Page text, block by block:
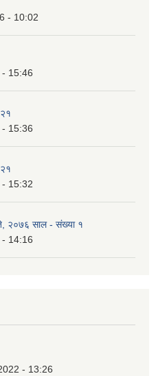
- 10:02
15:46
15:36
15:32
२०७६ साल - संख्या १
14:16
- 13:26